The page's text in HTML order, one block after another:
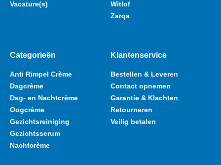
Vacature(s)
Witlof
Zarqa
Categorieën
Anti Rimpel Crème
Dagcrème
Dag- en Nachtcrème
Oogcrème
Gezichtsreiniging
Gezichtsserum
Nachtcrème
Klantenservice
Bestellen & Leveren
Contact opnemen
Garantie & Klachten
Retourneren
Veilig betalen